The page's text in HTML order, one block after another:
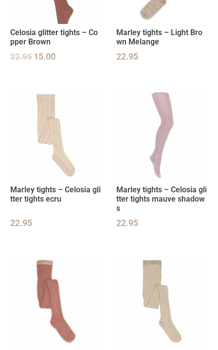
Celosia glitter tights – Co
pper Brown
22.95 15.00
Marley tights – Light Bro
wn Melange
22.95
Marley tights – Celosia gli
tter tights ecru
22.95
Marley tights – Celosia gli
tter tights mauve shadow
s
22.95